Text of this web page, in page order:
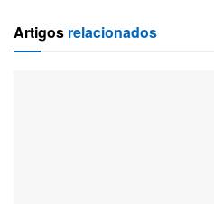
Artigos relacionados